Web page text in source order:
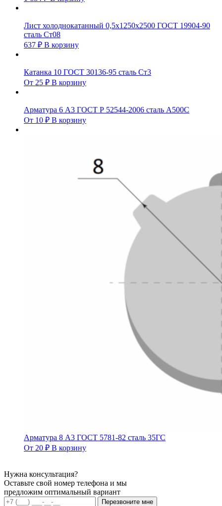
Лист холоднокатанный 0,5х1250х2500 ГОСТ 19904-90
сталь Ст08
637 ₽ В корзину
Катанка 10 ГОСТ 30136-95 сталь Ст3
От 25 ₽ В корзину
Арматура 6 А3 ГОСТ Р 52544-2006 сталь А500С
От 10 ₽ В корзину
Арматура 8 А3 ГОСТ 5781-82 сталь 35ГС
От 20 ₽ В корзину
Нужна консультация?
Оставьте свой номер телефона и мы
предложим оптимальный вариант
Перезвоните мне